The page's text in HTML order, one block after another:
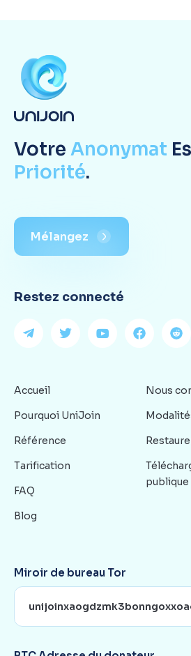
Votre Anonymat
Priorité.
Mélangez
Restez connecté
Accueil
Pourquoi UniJoin
Référence
Tarification
FAQ
Blog
Nous
publique
Miroir de bureau Tor